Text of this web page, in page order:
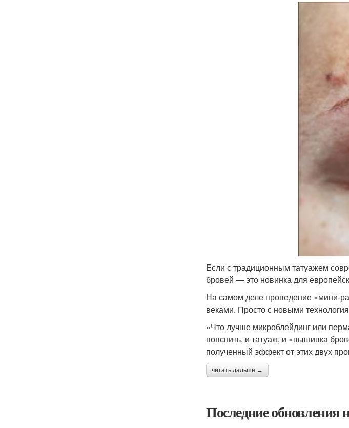
Если с традиционным татуажем
бровей — это новинка для
На самом деле проведение «мини-
веками. Просто с новыми
«Что лучше микроблейдинг или
пояснить, и татуаж, и «вышивка
полученный эффект от этих двух
читать дальше →
Последние обновления